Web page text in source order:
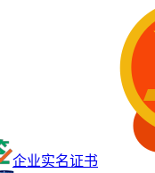
企业实名证书